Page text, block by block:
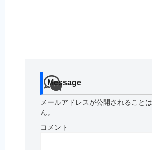
Message
メールアドレスが公開されること
ん。
コメント